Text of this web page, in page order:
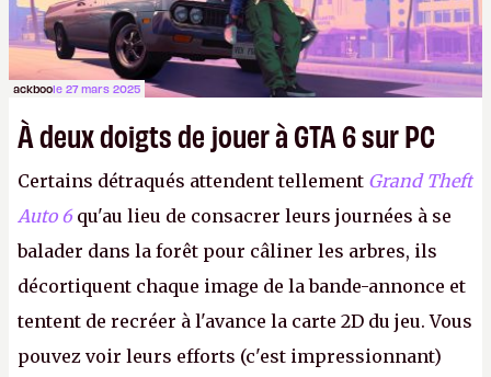
ackboole 27 mars 2025
À deux doigts de jouer à GTA 6 sur PC
Certains détraqués attendent tellement Grand Theft
Auto 6 qu'au lieu de consacrer leurs journées à se
balader dans la forêt pour câliner les arbres, ils
décortiquent chaque image de la bande-annonce et
tentent de recréer à l'avance la carte 2D du jeu. Vous
pouvez voir leurs efforts (c'est impressionnant)